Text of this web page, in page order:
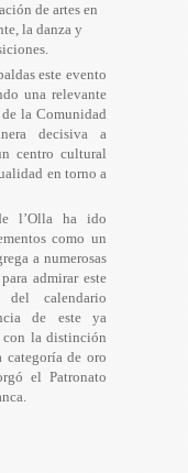
de artes en
la danza y
este evento
una relevante
la Comunidad
decisiva a
centro cultural
en torno a
l’Olla ha ido
como un
a numerosas
admirar este
del calendario
de este ya
con la distinción
de oro
el Patronato